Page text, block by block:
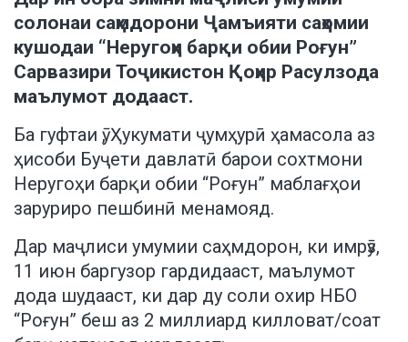
солонаи саҳмдорони Ҷамъияти саҳомии
кушодаи “Неругоҳи барқи обии Роғун”
Сарвазири Тоҷикистон Қоҳир Расулзода
маълумот додааст.
Ба гуфтаи ӯ, Ҳукумати ҷумҳурӣ ҳамасола аз
ҳисоби Буҷети давлатӣ барои сохтмони
Неругоҳи барқи обии “Роғун” маблағҳои
заруриро пешбинӣ менамояд.
Дар маҷлиси умумии саҳмдорон, ки имрӯз,
11 июн баргузор гардидааст, маълумот
дода шудааст, ки дар ду соли охир НБО
“Роғун” беш аз 2 миллиард килловат/соат